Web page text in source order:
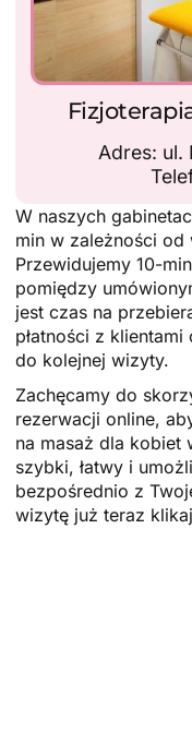
Adres: ul.
W naszych
min w zależności od
Przewidujemy 10-
pomiędzy
jest czas na
płatności z
do kolejnej wizyty.
Zachęcamy do
rezerwacji online,
na masaż dla kobiet
szybki, łatwy i
bezpośrednio z
wizytę już teraz